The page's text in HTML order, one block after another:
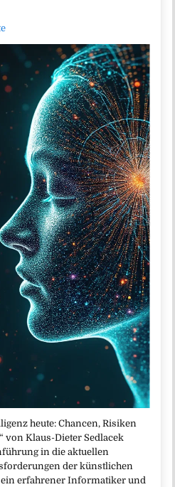
heute: Chancen, Risiken
von Klaus-Dieter Sedlacek
in die aktuellen
der künstlichen
erfahrener Informatiker und